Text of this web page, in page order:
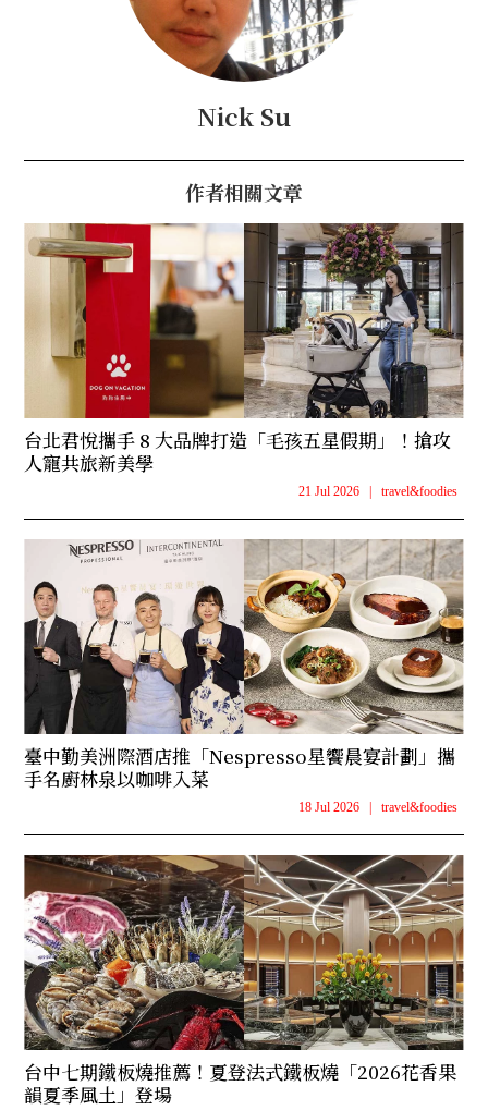
Nick Su
作者相關文章
台北君悅攜手 8 大品牌打造「毛孩五星假期」！搶攻
人寵共旅新美學
21 Jul 2026 travel&foodies
臺中勤美洲際酒店推「Nespresso星饗晨宴計劃」攜
手名廚林泉以咖啡入菜
18 Jul 2026 travel&foodies
台中七期鐵板燒推薦！夏登法式鐵板燒「2026花香果
韻夏季風土」登場